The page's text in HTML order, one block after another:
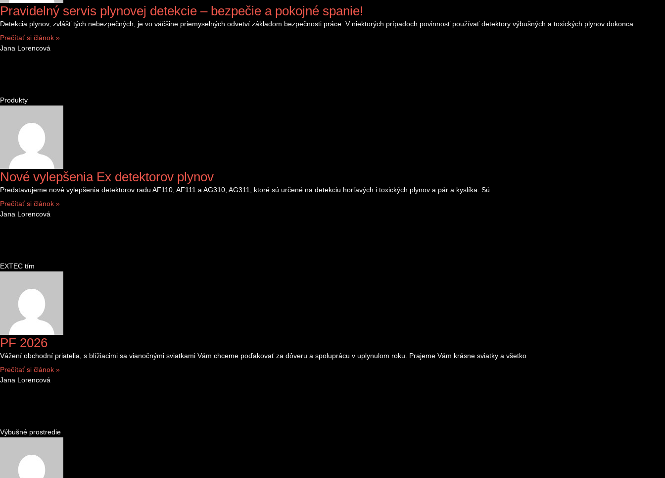
Pravidelný servis plynovej detekcie – bezpečie a pokojné spanie!
Detekcia plynov, zvlášť tých nebezpečných, je vo väčšine priemyselných odvetví základom bezpečnosti práce. V niektorých prípadoch povinnosť používať detektory výbušných a toxických plynov dokonca
Prečítať si článok »
Jana Lorencová
Produkty
Nové vylepšenia Ex detektorov plynov
Predstavujeme nové vylepšenia detektorov radu AF110, AF111 a AG310, AG311, ktoré sú určené na detekciu horľavých i toxických plynov a pár a kyslíka. Sú
Prečítať si článok »
Jana Lorencová
EXTEC tím
PF 2026
Vážení obchodní priatelia, s blížiacimi sa vianočnými sviatkami Vám chceme poďakovať za dôveru a spoluprácu v uplynulom roku. Prajeme Vám krásne sviatky a všetko
Prečítať si článok »
Jana Lorencová
Výbušné prostredie